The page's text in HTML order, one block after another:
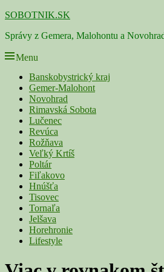
Skip
content
SOBOTNIK.SK
Správy z Gemera, Malohontu a
Menu
Primárne
menu
Banskobystrický kraj
Gemer-Malohont
Novohrad
Rimavská Sobota
Lučenec
Revúca
Rožňava
Veľký Krtíš
Poltár
Fiľakovo
Hnúšťa
Tisovec
Tornaľa
Jelšava
Horehronie
Lifestyle